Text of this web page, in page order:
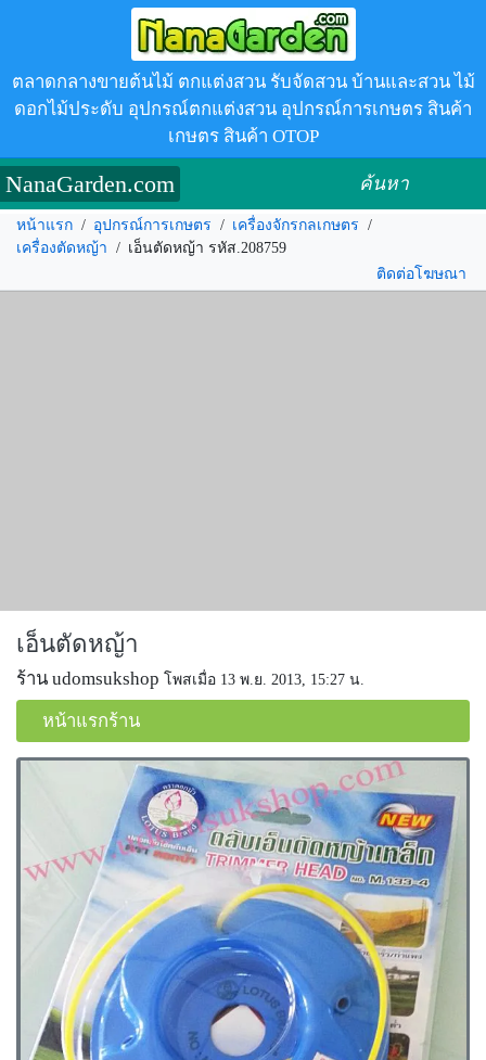
ตลาดกลางขายต้นไม้ ตกแต่งสวน รับจัดสวน บ้านและสวน ไม้
ดอกไม้ประดับ อุปกรณ์ตกแต่งสวน อุปกรณ์การเกษตร สินค้า
เกษตร สินค้า OTOP
NanaGarden.com ค้นหา
หน้าแรก / อุปกรณ์การเกษตร / เครื่องจักรกลเกษตร /
เครื่องตัดหญ้า / เอ็นตัดหญ้า รหัส.208759
ติดต่อโฆษณา
เอ็นตัดหญ้า
ร้าน udomsukshop โพสเมื่อ 13 พ.ย. 2013, 15:27 น.
หน้าแรกร้าน